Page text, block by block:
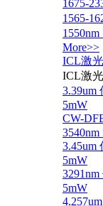
1675-
1565-
More>>
ICL激
ICL激
3.39um
5mW
CW-
3540nm
3.45um
5mW
5mW